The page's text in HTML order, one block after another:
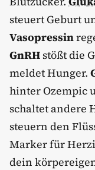
steuert Geburt
Vasopressin
GnRHstößt die
meldet Hunger.
hinter Ozempic
schaltet andere
steuern den
Marker für
dein